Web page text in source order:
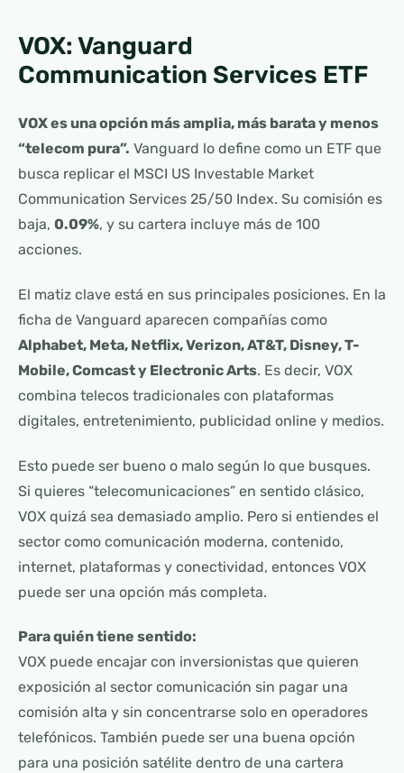
VOX: Vanguard
Communication Services ETF
VOX es una opción más amplia, más barata y menos
“telecom pura”. Vanguard lo define como un ETF que
busca replicar el MSCI US Investable Market
Communication Services 25/50 Index. Su comisión es
baja, 0.09%, y su cartera incluye más de 100
acciones.
El matiz clave está en sus principales posiciones. En la
ficha de Vanguard aparecen compañías como
Alphabet, Meta, Netflix, Verizon, AT&T, Disney, T-
Mobile, Comcast y Electronic Arts. Es decir, VOX
combina telecos tradicionales con plataformas
digitales, entretenimiento, publicidad online y medios.
Esto puede ser bueno o malo según lo que busques.
Si quieres “telecomunicaciones” en sentido clásico,
VOX quizá sea demasiado amplio. Pero si entiendes el
sector como comunicación moderna, contenido,
internet, plataformas y conectividad, entonces VOX
puede ser una opción más completa.
Para quién tiene sentido:
VOX puede encajar con inversionistas que quieren
exposición al sector comunicación sin pagar una
comisión alta y sin concentrarse solo en operadores
telefónicos. También puede ser una buena opción
para una posición satélite dentro de una cartera